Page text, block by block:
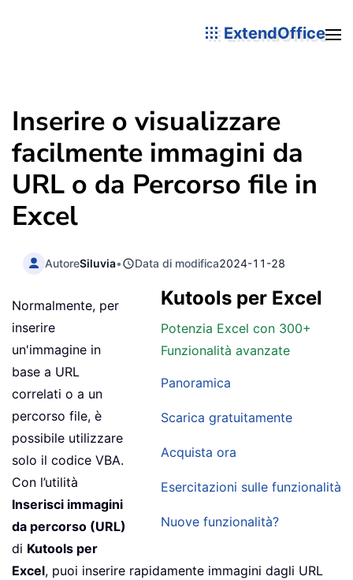
ExtendOffice
Inserire o visualizzare
facilmente immagini da
URL o da Percorso file in
Excel
AutoreSiluvia• Data di modifica2024-11-28
Kutools per Excel
Potenzia Excel con 300+
Funzionalità avanzate
Panoramica
Scarica gratuitamente
Acquista ora
Esercitazioni sulle funzionalità
Nuove funzionalità?
Normalmente, per
inserire
un'immagine in
base a URL
correlati o a un
percorso file, è
possibile utilizzare
solo il codice VBA.
Con l’utilità
Inserisci immagini
da percorso (URL)
di Kutools per
Excel, puoi inserire rapidamente immagini dagli URL